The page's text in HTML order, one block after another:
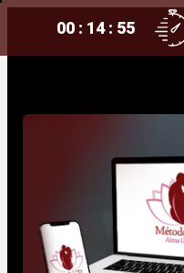
00 : 14 : 55